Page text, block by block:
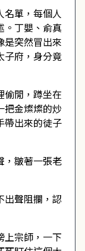
名單，每個人
。丁嬰、俞真
是突然冒出來
子府，身分竟
偷閒，蹲坐在
把金燦燦的炒
帶出來的徒子
，皺著一張老
出聲阻攔，認
上宗師，一下